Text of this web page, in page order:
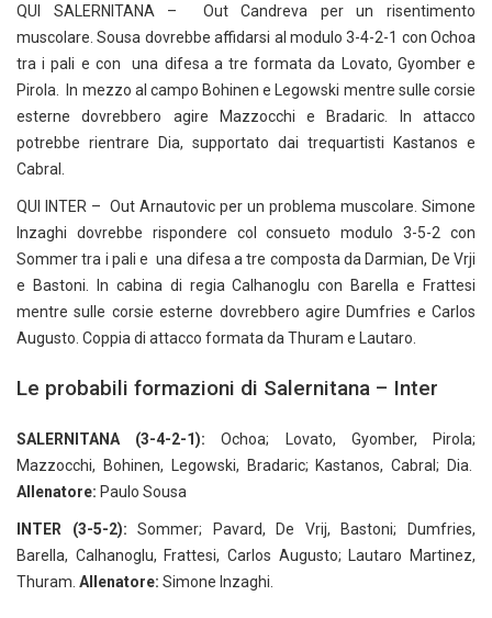
QUI SALERNITANA – Out Candreva per un risentimento
muscolare. Sousa dovrebbe affidarsi al modulo 3-4-2-1 con Ochoa
tra i pali e con una difesa a tre formata da Lovato, Gyomber e
Pirola. In mezzo al campo Bohinen e Legowski mentre sulle corsie
esterne dovrebbero agire Mazzocchi e Bradaric. In attacco
potrebbe rientrare Dia, supportato dai trequartisti Kastanos e
Cabral.
QUI INTER – Out Arnautovic per un problema muscolare. Simone
Inzaghi dovrebbe rispondere col consueto modulo 3-5-2 con
Sommer tra i pali e una difesa a tre composta da Darmian, De Vrji
e Bastoni. In cabina di regia Calhanoglu con Barella e Frattesi
mentre sulle corsie esterne dovrebbero agire Dumfries e Carlos
Augusto. Coppia di attacco formata da Thuram e Lautaro.
Le probabili formazioni di Salernitana – Inter
SALERNITANA (3-4-2-1): Ochoa; Lovato, Gyomber, Pirola;
Mazzocchi, Bohinen, Legowski, Bradaric; Kastanos, Cabral; Dia.
Allenatore: Paulo Sousa
INTER (3-5-2): Sommer; Pavard, De Vrij, Bastoni; Dumfries,
Barella, Calhanoglu, Frattesi, Carlos Augusto; Lautaro Martinez,
Thuram. Allenatore: Simone Inzaghi.